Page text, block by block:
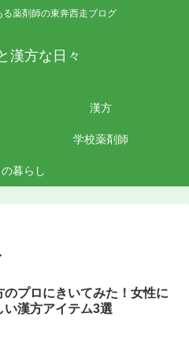
薬剤師の東奔西走ブログ
漢方な日々
漢方
学校薬剤師
暮らし
のプロにきいてみた！女性に
い漢方アイテム3選